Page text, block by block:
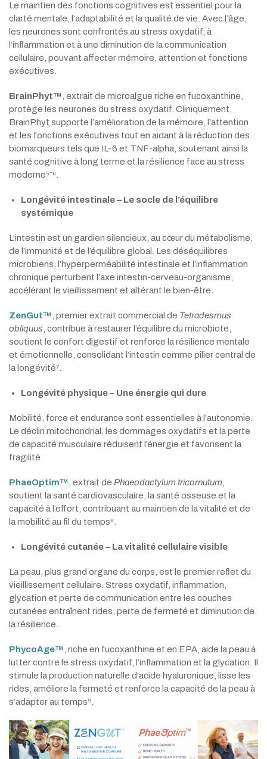
Le maintien des fonctions cognitives est essentiel pour la
clarté mentale, l’adaptabilité et la qualité de vie. Avec l’âge,
les neurones sont confrontés au stress oxydatif, à
l’inflammation et à une diminution de la communication
cellulaire, pouvant affecter mémoire, attention et fonctions
exécutives.
BrainPhyt™ , extrait de microalgue riche en fucoxanthine,
protège les neurones du stress oxydatif. Cliniquement,
BrainPhyt supporte l’amélioration de la mémoire, l’attention
et les fonctions exécutives tout en aidant à la réduction des
biomarqueurs tels que IL-6 et TNF-alpha, soutenant ainsi la
santé cognitive à long terme et la résilience face au stress
moderne⁵⁻⁶.
Longévité intestinale – Le socle de l’équilibre
systémique
L’intestin est un gardien silencieux, au cœur du métabolisme,
de l’immunité et de l’équilibre global. Les déséquilibres
microbiens, l’hyperperméabilité intestinale et l’inflammation
chronique perturbent l’axe intestin-cerveau-organisme,
accélérant le vieillissement et altérant le bien-être.
ZenGut™ , premier extrait commercial de Tetradesmus
obliquus , contribue à restaurer l’équilibre du microbiote,
soutient le confort digestif et renforce la résilience mentale
et émotionnelle, consolidant l’intestin comme pilier central de
la longévité⁷.
Longévité physique – Une énergie qui dure
Mobilité, force et endurance sont essentielles à l’autonomie.
Le déclin mitochondrial, les dommages oxydatifs et la perte
de capacité musculaire réduisent l’énergie et favorisent la
fragilité.
PhaeOptim™ , extrait de Phaeodactylum tricornutum
soutient la santé cardiovasculaire, la santé osseuse et la
capacité à l’effort, contribuant au maintien de la vitalité et de
la mobilité au fil du temps⁸.
Longévité cutanée – La vitalité cellulaire visible
La peau, plus grand organe du corps, est le premier reflet du
vieillissement cellulaire. Stress oxydatif, inflammation,
glycation et perte de communication entre les couches
cutanées entraînent rides, perte de fermeté et diminution de
la résilience.
PhycoAge™ , riche en fucoxanthine et en EPA, aide la peau à
lutter contre le stress oxydatif, l’inflammation et la glycation. Il
stimule la production naturelle d’acide hyaluronique, lisse les
rides, améliore la fermeté et renforce la capacité de la peau à
s’adapter au temps⁹.